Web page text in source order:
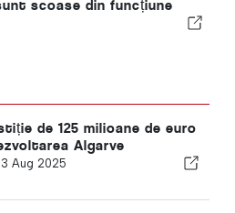
scoase din funcțiune
de 125 milioane de euro
Algarve
Aug 2025